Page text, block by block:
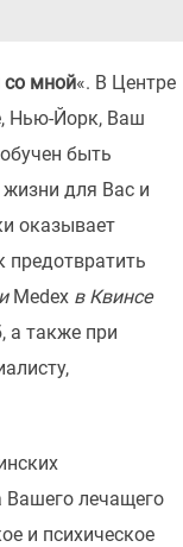
мной«. В Центре
Нью-Йорк, Ваш
быть
для Вас и
оказывает
предотвратить
Medex в Квинсе
а также при
Вашего лечащего
и психическое